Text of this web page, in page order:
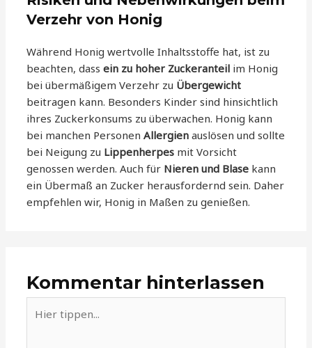
Verzehr von Honig
Während Honig wertvolle Inhaltsstoffe hat, ist zu
beachten, dassein zu hoher Zuckeranteil im Honig
bei übermäßigem Verzehr zu Übergewicht
beitragen kann. Besonders Kinder sind hinsichtlich
ihres Zuckerkonsums zu überwachen. Honig kann
bei manchen PersonenAllergien auslösen und sollte
bei Neigung zu Lippenherpes mit Vorsicht
genossen werden. Auch für Nieren und Blase kann
ein Übermaß an Zucker herausfordernd sein. Daher
empfehlen wir, Honig in Maßen zu genießen.
Kommentar hinterlassen
tippen...